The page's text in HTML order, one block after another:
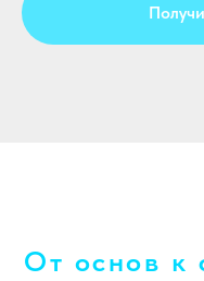
От основ к